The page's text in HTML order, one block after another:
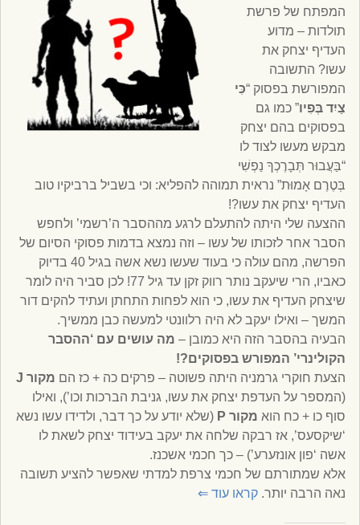
המפתח של פרשת
תולדות – מדוע
העדיף יצחק את
עשו? התשובה
המפורשת בפסוק “כִּי
צַיִד בְּפִיו” כמו גם
בפסוקים בהם יצחק
מבקש מעשו לצוד לו
“בַּעֲבוּר תְּבָרֶכְךָ נַפְשִׁי
בְּטֶרֶם אָמוּת” נראית תמוהה להפליא: וכי בשביל ברביקיו טוב
העדיף יצחק את עשו?!
ההצעה שלי היתה להתעלם לרגע מההסבר ה’רשמי’ ולחפש
הסבר אחר לזכותו של עשו – וזה נמצא בדמות פסוקי הסיום של
הפרשה, מהם עולה כי בעוד שעשו נשא אשה בגיל 40 בדיוק
כאביו, הרי שיעקב נותר רווק זקן עד גיל 77! לכן סביר היה לומר
שיצחק העדיף את עשו, כי הוא לפחות התחתן ועתיד להקים דור
המשך – ואילו יעקב לא היה רלוונטי למעשה כבן ממשיך.
הבעיה בהסבר הזה היא כמובן – מה עושים עם ‘ההסבר
הקולינרי’ המפורש בפסוקים?!
הצעת חוקרי גרמניה היתה פשוטה – פרקים כה + כז הם מקור J
(המספר על העדפת יצחק את עשו, גניבת הברכות וכו’), ואילו
סוף כו + כח הוא מקור P
(שלא יודע על כך דבר, ולדידו עשו נשא
‘שיקסעס’, אז רבקה שלחה את יעקב בעידוד יצחק לשאת לו
אשה ‘פון אונזערע’) – כך חכמי אשכנז.
אלא שמתורתם של חכמי צרפת למדתי שאפשר להציע תשובה
נאה הרבה יותר.קראו עוד⇐